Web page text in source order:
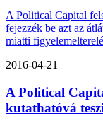
A Political Capital
fejezzék be azt az
miatti
2016-04-21
A Political
kutathatóvá